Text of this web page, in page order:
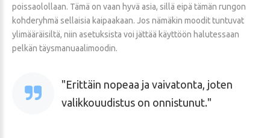
poissaolollaan. Tämä on vaan hyvä asia, sillä eipä tämän rungon
kohderyhmä sellaisia kaipaakaan. Jos nämäkin moodit tuntuvat
ylimääräisiltä, niin asetuksista voi jättää käyttöön halutessaan
pelkän täysmanuaalimoodin.
Erittäin nopeaa ja vaivatonta, joten
valikkouudistus on onnistunut.